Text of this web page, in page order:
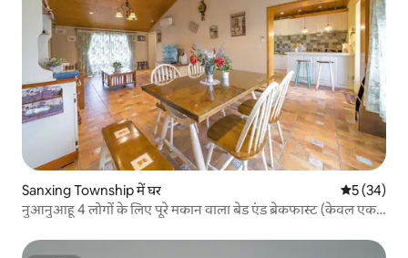
Sanxing Township में घर औसत रेटिंग
5 (34)
नुआनुआहू 4 लोगों के लिए पूरे मकान वाला बेड एंड ब्रेकफास्ट (केवल एक